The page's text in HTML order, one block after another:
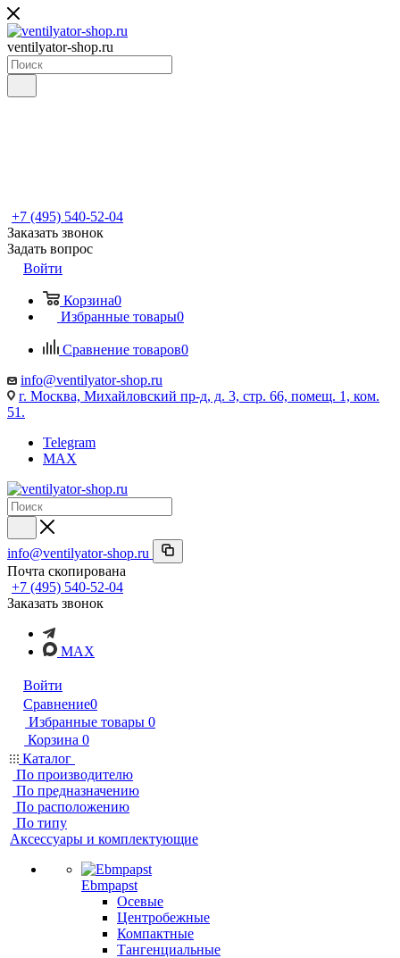
ventilyator-shop.ru
+7 (495) 540-52-04
Заказать звонок
Задать вопрос
Войти
Корзина0
Избранные товары0
Сравнение товаров0
info@ventilyator-shop.ru
г. Москва, Михайловский пр-д, д. 3, cтр. 66, помещ. 1, ком.
51.
Telegram
MAX
info@ventilyator-shop.ru
Почта скопирована
+7 (495) 540-52-04
Заказать звонок
MAX
Войти
Сравнение0
Избранные товары 0
Корзина 0
Каталог
По производителю
По предназначению
По расположению
По типу
Аксессуары и комплектующие
Ebmpapst
Осевые
Центробежные
Компактные
Тангенциальные